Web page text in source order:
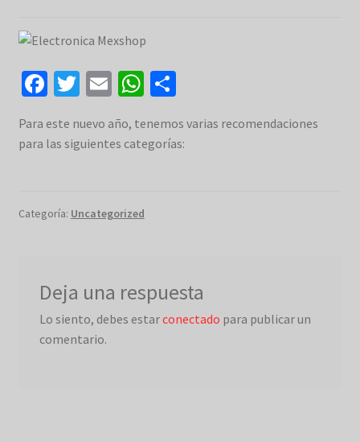
Pedido completado
Privacidad
Términos
Fa
b
k
T
tt
E
ai
W
at
sA
p
C
m
Para este nuevo año, tenemos varias recomendaciones
para las siguientes categorías:
Categoría: Uncategorized
Deja una respuesta
Lo siento, debes estarconectado para publicar un
comentario.